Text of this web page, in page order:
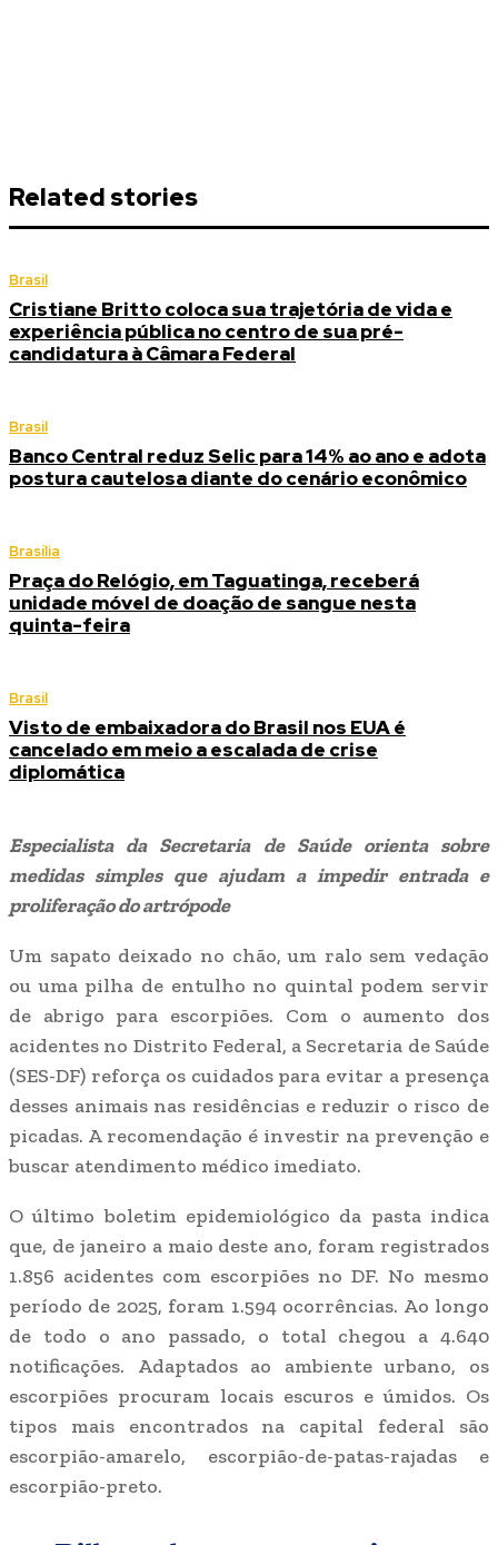
Related stories
Brasil
Cristiane Britto coloca sua trajetória de vida e
experiência pública no centro de sua pré-
candidatura à Câmara Federal
Brasil
Banco Central reduz Selic para 14% ao ano e adota
postura cautelosa diante do cenário econômico
Brasília
Praça do Relógio, em Taguatinga, receberá
unidade móvel de doação de sangue nesta
quinta-feira
Brasil
Visto de embaixadora do Brasil nos EUA é
cancelado em meio a escalada de crise
diplomática
Especialista da Secretaria de Saúde orienta sobre
medidas simples que ajudam a impedir entrada e
proliferação do artrópode
Um sapato deixado no chão, um ralo sem vedação
ou uma pilha de entulho no quintal podem servir
de abrigo para escorpiões. Com o aumento dos
acidentes no Distrito Federal, a Secretaria de Saúde
(SES-DF) reforça os cuidados para evitar a presença
desses animais nas residências e reduzir o risco de
picadas. A recomendação é investir na prevenção e
buscar atendimento médico imediato.
O último boletim epidemiológico da pasta indica
que, de janeiro a maio deste ano, foram registrados
1.856 acidentes com escorpiões no DF. No mesmo
período de 2025, foram 1.594 ocorrências. Ao longo
de todo o ano passado, o total chegou a 4.640
notificações. Adaptados ao ambiente urbano, os
escorpiões procuram locais escuros e úmidos. Os
tipos mais encontrados na capital federal são
escorpião-amarelo, escorpião-de-patas-rajadas e
escorpião-preto.